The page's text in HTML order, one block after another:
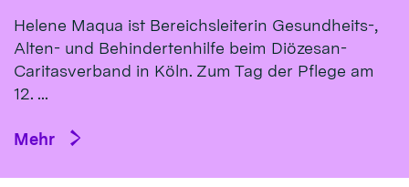
Helene Maqua ist Bereichsleiterin Gesundheits-,
Alten- und Behindertenhilfe beim Diözesan-
Caritasverband in Köln. Zum Tag der Pflege am
12. ...
Mehr